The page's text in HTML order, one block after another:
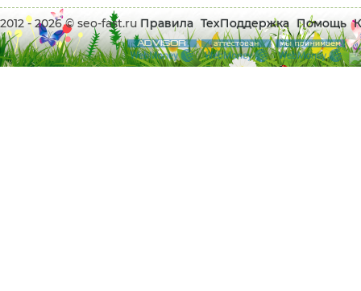
2012 - 2026 © seo-fast.ru Правила ТехПоддержка Помощь